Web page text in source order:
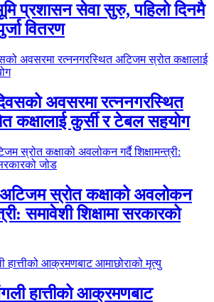
प्रशासन सेवा सुरु, पहिलो दिनमै
वितरण
अवसरमा रत्ननगरस्थित
कक्षालाई कुर्सी र टेबल सहयोग
स्रोत कक्षाको अवलोकन
समावेशी शिक्षामा सरकारको
हात्तीको आक्रमणबाट